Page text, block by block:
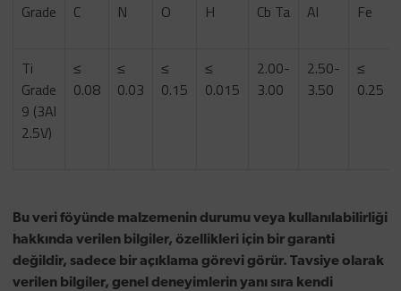
Grade
C N O H Cb Ta Al Fe
Ti
Grade
9 (3Al
2.5V)
≤
0.08
≤
0.03
≤
0.15
≤
0.015
2.00-
3.00
2.50-
3.50
≤
0.25
Bu veri föyünde malzemenin durumu veya kullanılabilirliği
hakkında verilen bilgiler, özellikleri için bir garanti
değildir, sadece bir açıklama görevi görür. Tavsiye olarak
verilen bilgiler, genel deneyimlerin yanı sıra kendi